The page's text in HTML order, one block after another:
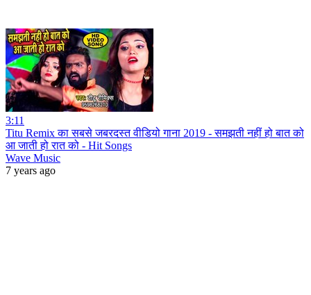
3:11
Titu Remix का सबसे जबरदस्त वीडियो गाना 2019 - समझती नहीं हो बात को
आ जाती हो रात को - Hit Songs
Wave Music
7 years ago